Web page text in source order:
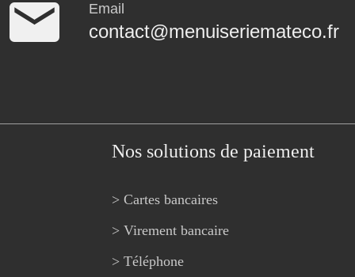
Email
contact@menuiseriemateco.fr
Nos solutions de paiement
> Cartes bancaires
> Virement bancaire
> Téléphone